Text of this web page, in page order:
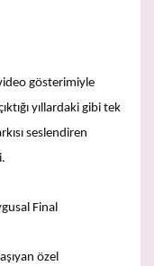
gösterimiyle
yıllardaki gibi tek
seslendiren
Final
özel